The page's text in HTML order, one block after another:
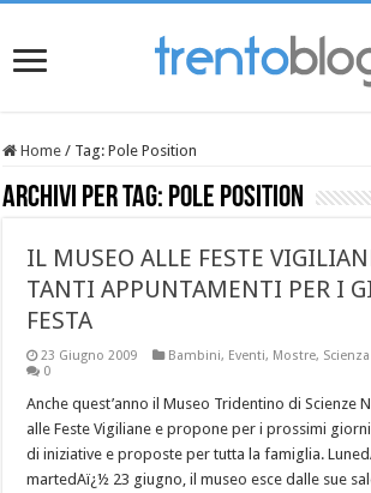
Home / Tag:Pole Position
Archivi per tag: Pole Position
IL MUSEO ALLE FESTE
TANTI APPUNTAMENTI PER I
FESTA
23 Giugno 2009 Bambini, Eventi, Mostre,
0
Anche quest’anno il Museo Tridentino di Scienze
alle Feste Vigiliane e propone per i prossimi
di iniziative e proposte per tutta la famiglia.
martedAï¿½ 23 giugno, il museo esce dalle sue